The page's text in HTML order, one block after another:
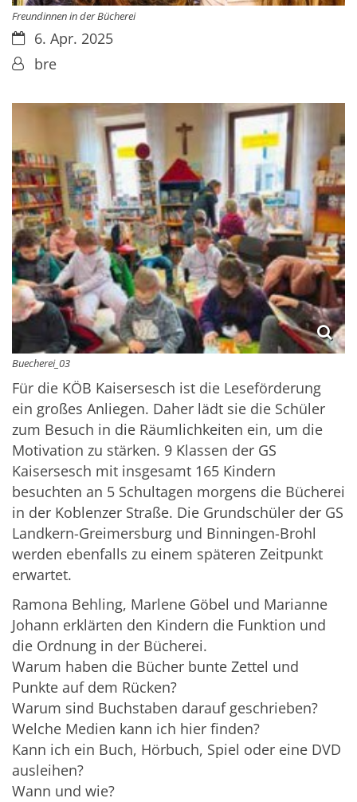
Freundinnen in der Bücherei
Datum:6. Apr. 2025
Von:bre
Buecherei_03
Für die KÖB Kaisersesch ist die Leseförderung
ein großes Anliegen. Daher lädt sie die Schüler
zum Besuch in die Räumlichkeiten ein, um die
Motivation zu stärken. 9 Klassen der GS
Kaisersesch mit insgesamt 165 Kindern
besuchten an 5 Schultagen morgens die Bücherei
in der Koblenzer Straße. Die Grundschüler der GS
Landkern-Greimersburg und Binningen-Brohl
werden ebenfalls zu einem späteren Zeitpunkt
erwartet.
Ramona Behling, Marlene Göbel und Marianne
Johann erklärten den Kindern die Funktion und
die Ordnung in der Bücherei.
Warum haben die Bücher bunte Zettel und
Punkte auf dem Rücken?
Warum sind Buchstaben darauf geschrieben?
Welche Medien kann ich hier finden?
Kann ich ein Buch, Hörbuch, Spiel oder eine DVD
ausleihen?
Wann und wie?